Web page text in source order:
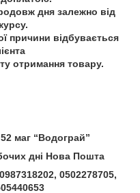
дня залежно від
причини відбувається
отримання товару.
маг “Водограй”
дні Нова Пошта
0502278705,